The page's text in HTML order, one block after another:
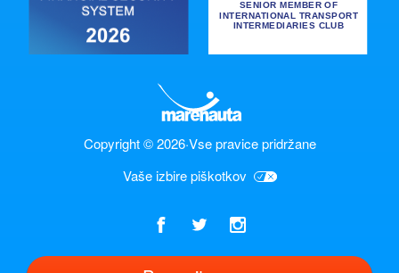
Copyright © 2026·Vse pravice pridržane
Vaše izbire piškotkov